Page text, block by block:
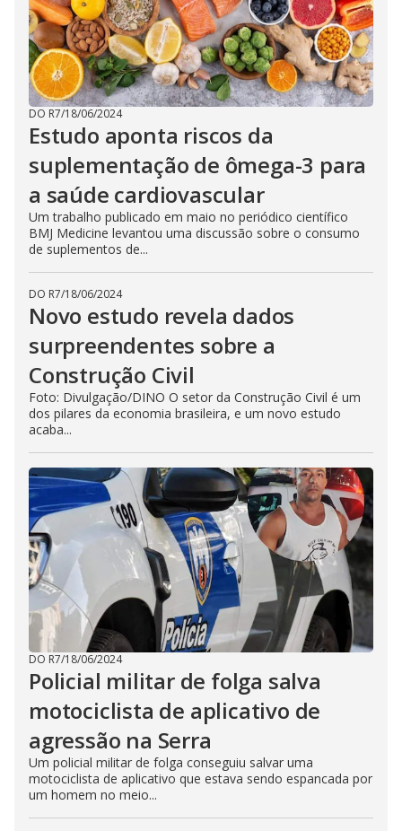
DO R7/18/06/2024
Estudo aponta riscos da
suplementação de ômega-3 para
a saúde cardiovascular
Um trabalho publicado em maio no periódico científico
BMJ Medicine levantou uma discussão sobre o consumo
de suplementos de...
DO R7/18/06/2024
Novo estudo revela dados
surpreendentes sobre a
Construção Civil
Foto: Divulgação/DINO O setor da Construção Civil é um
dos pilares da economia brasileira, e um novo estudo
acaba...
DO R7/18/06/2024
Policial militar de folga salva
motociclista de aplicativo de
agressão na Serra
Um policial militar de folga conseguiu salvar uma
motociclista de aplicativo que estava sendo espancada por
um homem no meio...